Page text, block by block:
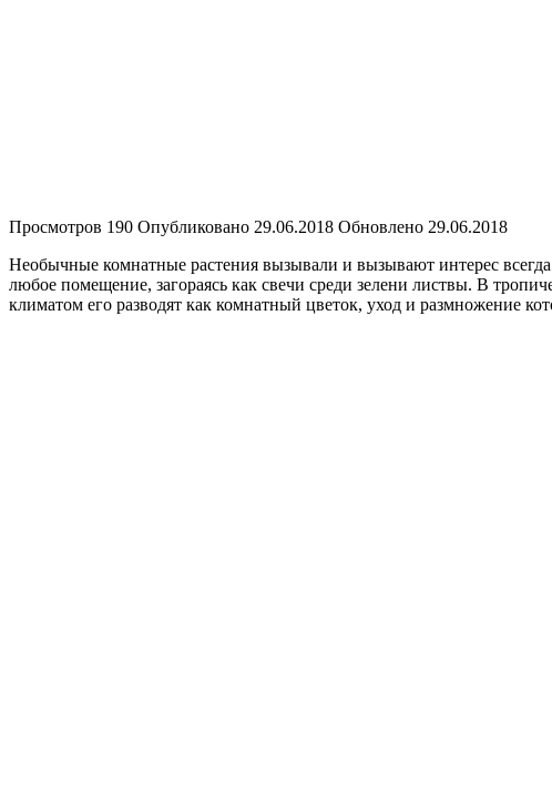
Просмотров 190 Опубликовано 29.06.2018 Обновлено 29.06.2018
Необычные комнатные растения вызывали и вызывают интерес
любое помещение, загораясь как свечи среди зелени листвы. В
климатом его разводят как комнатный цветок, уход и размножение